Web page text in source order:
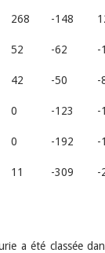
268 -148
52 -62 -
42 -50 -
0 -123 -
0 -192 -
11 -309 -
a été classée